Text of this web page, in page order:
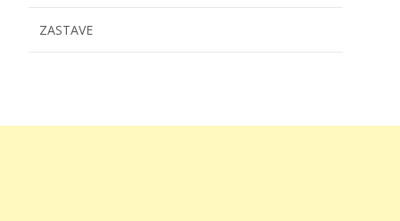
ZASTAVE